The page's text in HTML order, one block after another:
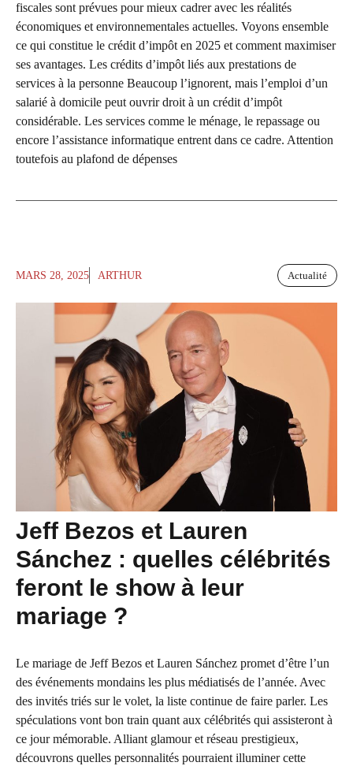
fiscales sont prévues pour mieux cadrer avec les réalités
économiques et environnementales actuelles. Voyons ensemble
ce qui constitue le crédit d’impôt en 2025 et comment maximiser
ses avantages. Les crédits d’impôt liés aux prestations de
services à la personne Beaucoup l’ignorent, mais l’emploi d’un
salarié à domicile peut ouvrir droit à un crédit d’impôt
considérable. Les services comme le ménage, le repassage ou
encore l’assistance informatique entrent dans ce cadre. Attention
toutefois au plafond de dépenses
MARS 28, 2025 ARTHUR Actualité
Jeff Bezos et Lauren
Sánchez : quelles célébrités
feront le show à leur
mariage ?
Le mariage de Jeff Bezos et Lauren Sánchez promet d’être l’un
des événements mondains les plus médiatisés de l’année. Avec
des invités triés sur le volet, la liste continue de faire parler. Les
spéculations vont bon train quant aux célébrités qui assisteront à
ce jour mémorable. Alliant glamour et réseau prestigieux,
découvrons quelles personnalités pourraient illuminer cette